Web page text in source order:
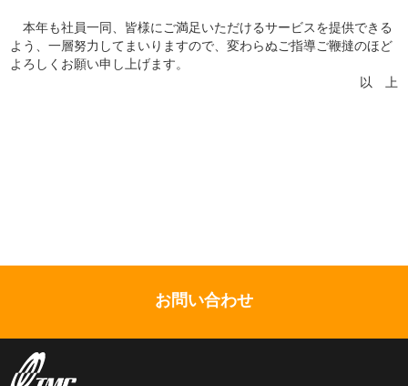
本年も社員一同、皆様にご満足いただけるサービスを提供できる
よう、一層努力してまいりますので、変わらぬご指導ご鞭撻のほど
よろしくお願い申し上げます。
以 上
お問い合わせ